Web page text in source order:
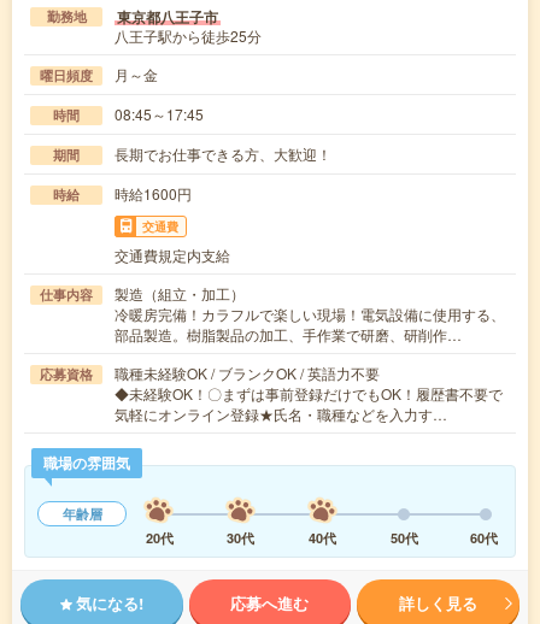
勤務地 東京都八王子市
八王子駅から徒歩25分
曜日頻度 月～金
時間 08:45～17:45
期間 長期でお仕事できる方、大歓迎！
時給 時給1600円
交通費
交通費規定内支給
仕事内容
製造（組立・加工）
冷暖房完備！カラフルで楽しい現場！電気設備に使用する、
部品製造。樹脂製品の加工、手作業で研磨、研削作…
応募資格
職種未経験OK / ブランクOK / 英語力不要
◆未経験OK！〇まずは事前登録だけでもOK！履歴書不要で
気軽にオンライン登録★氏名・職種などを入力す…
職場の雰囲気
年齢層
20代
30代 40代 50代 60代
気になる! 応募へ進む 詳しく見る